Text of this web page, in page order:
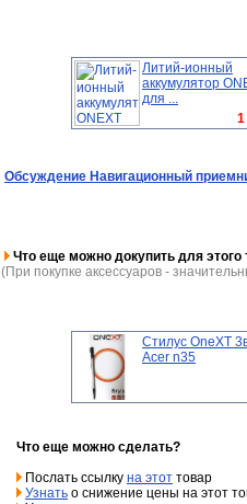
Литий-ионный
аккумулятор
для ...
1
Обсуждение Навигационный
Что еще можно докупить для этого
(При покупке аксессуаров -
Стилус OneXT
Acer n35
Что еще можно сделать?
Послать ссылку на этот товар
Узнать о снижение цены на этот